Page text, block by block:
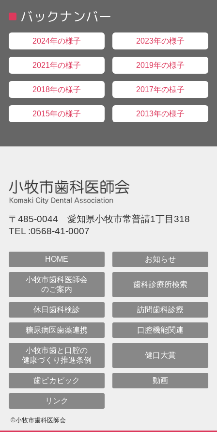
バックナンバー
2024年の様子 2023年の様子
2021年の様子 2019年の様子
2018年の様子 2017年の様子
2015年の様子 2013年の様子
〒485-0044 愛知県小牧市常普請1丁目318
TEL :0568-41-0007
©小牧市歯科医師会
HOME お知らせ
小牧市歯科医師会
のご案内
歯科診療所検索
休日歯科検診 訪問歯科診療
糖尿病医歯薬連携 口腔機能関連
小牧市歯と口腔の
健康づくり推進条例
健口大賞
歯ピカピック 動画
リンク